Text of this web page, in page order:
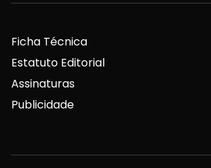
Ficha Técnica
Estatuto Editorial
Assinaturas
Publicidade